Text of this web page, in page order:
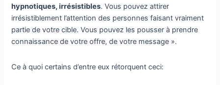
hypnotiques, irrésistibles. Vous pouvez attirer
irrésistiblement l’attention des personnes faisant vraiment
partie de votre cible. Vous pouvez les pousser à prendre
connaissance de votre offre, de votre message ».
Ce à quoi certains d’entre eux rétorquent ceci: